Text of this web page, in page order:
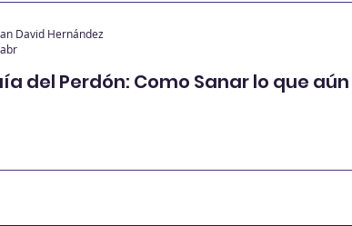
del Perdón: Como Sanar lo que
David Hernández